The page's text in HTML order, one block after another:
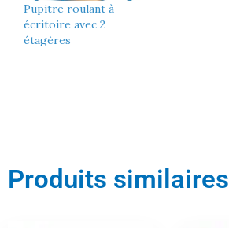
Pupitre roulant à
écritoire avec 2
étagères
Produits similaires